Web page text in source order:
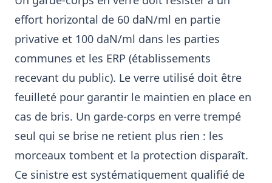
effort horizontal de 60 daN/ml en partie
privative et 100 daN/ml dans les parties
communes et les ERP (établissements
recevant du public). Le verre utilisé doit être
feuilleté pour garantir le maintien en place en
cas de bris. Un garde-corps en verre trempé
seul qui se brise ne retient plus rien : les
morceaux tombent et la protection disparaît.
Ce sinistre est systématiquement qualifié de